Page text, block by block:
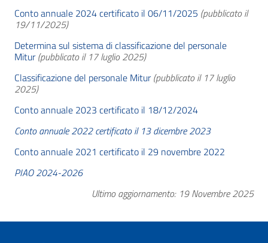
Conto annuale 2024 certificato il 06/11/2025 (pubblicato il
19/11/2025)
Determina sul sistema di classificazione del personale
Mitur (pubblicato il 17 luglio 2025)
Classificazione del personale Mitur(pubblicato il 17 luglio
2025)
Conto annuale 2023 certificato il 18/12/2024
Conto annuale 2022 certificato il 13 dicembre 2023
Conto annuale 2021 certificato il 29 novembre 2022
PIAO 2024-2026
Ultimo aggiornamento: 19 Novembre 2025